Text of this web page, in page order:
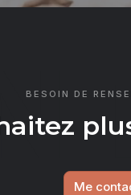
BESOIN DE
Me